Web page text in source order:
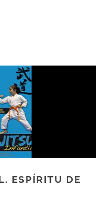
ESPÍRITU DE